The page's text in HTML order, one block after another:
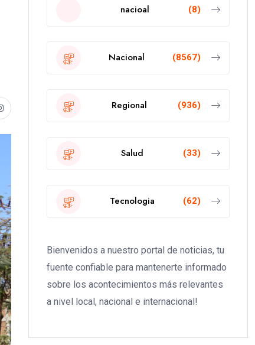
nacioal (8)
Nacional (8567)
Regional (936)
Salud (33)
Tecnologia (62)
Bienvenidos a nuestro portal de noticias, tu
fuente confiable para mantenerte informado
sobre los acontecimientos más relevantes
a nivel local, nacional e internacional!